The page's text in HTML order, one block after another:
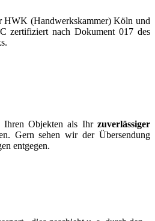
HWK (Handwerkskammer) Köln und
zertifiziert nach Dokument 017 des
Ihren Objekten als Ihr zuverlässiger
Gern sehen wir der Übersendung
entgegen.